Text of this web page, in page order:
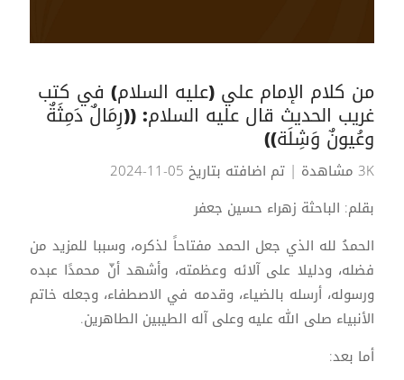
من كلام الإمام علي (عليه السلام) في كتب
غريب الحديث قال عليه السلام: ((رِمَالٌ دَمِثَةٌ
وعُيونٌ وَشِلَة))
3K مشاهدة
| تم اضافته بتاريخ 05-11-2024
بقلم: الباحثة زهراء حسين جعفر
الحمدُ لله الذي جعل الحمد مفتاحاً لذكره، وسببا للمزيد من
فضله، ودليلا على آلائه وعظمته، وأشهد أنّ محمدًا عبده
ورسوله، أرسله بالضياء، وقدمه في الاصطفاء، وجعله خاتم
الأنبياء صلى الله عليه وعلى آله الطيبين الطاهرين.
أما بعد: